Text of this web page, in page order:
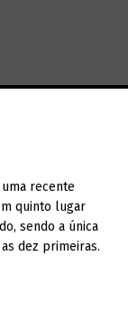
recente
quinto lugar
sendo a única
dez primeiras.